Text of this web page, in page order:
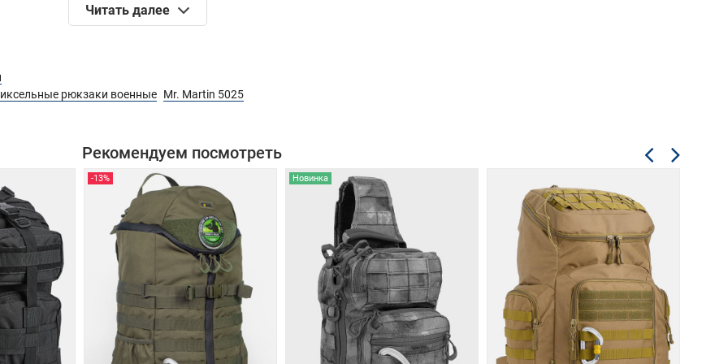
Внутри кармашек-органайзер.
у этого рюкзака усилены дополнительной контрольной прошивкой, что обеспечивает
дополнительную прочность. На стропе имеются D-образные полукольца, которые
различных аксессуаров (например подсумок для телефона).
прилегающая к телу прошита вентилируемой подкладкой.
Читать далее
рюкзаки военные Mr. Martin 5025
Рекомендуем посмотреть
-13% Новинка